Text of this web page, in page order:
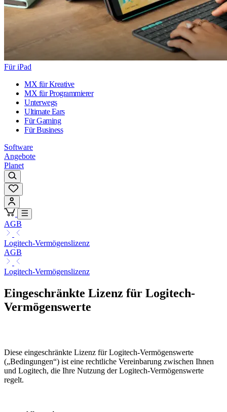
Für iPad
MX für Kreative
MX für Programmierer
Unterwegs
Ultimate Ears
Für Gaming
Für Business
Software
Angebote
Planet
AGB
Logitech-Vermögenslizenz
AGB
Logitech-Vermögenslizenz
Eingeschränkte Lizenz für Logitech-
Vermögenswerte
Diese eingeschränkte Lizenz für Logitech-Vermögenswerte
(„Bedingungen“) ist eine rechtliche Vereinbarung zwischen Ihnen
und Logitech, die Ihre Nutzung der Logitech-Vermögenswerte
regelt.